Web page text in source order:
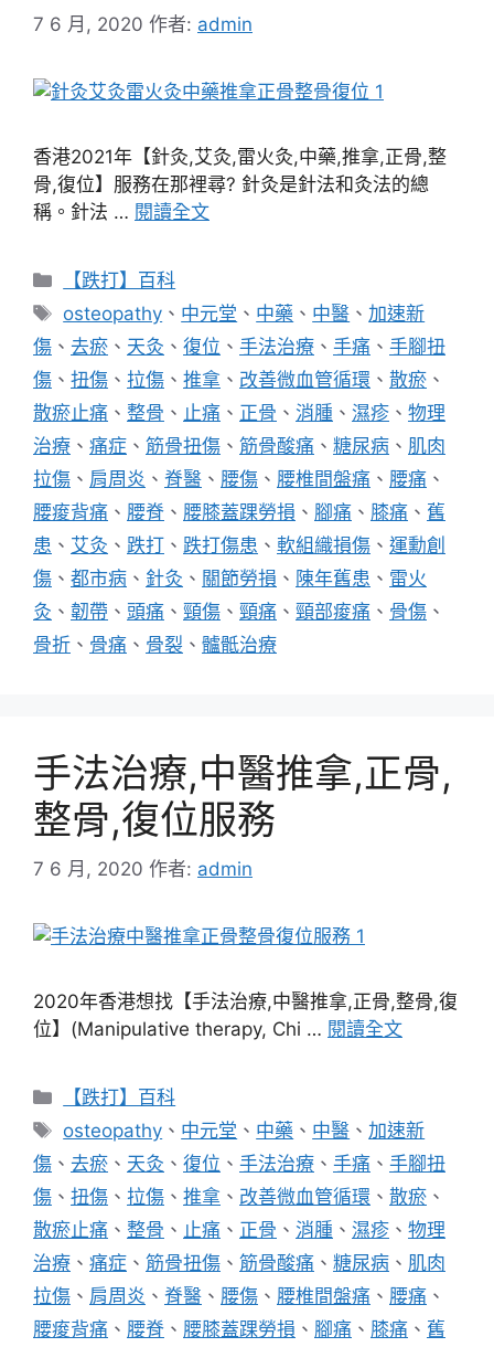
7 6 月, 2020 作者: admin
香港2021年【針灸,艾灸,雷火灸,中藥,推拿,正骨,整
骨,復位】服務在那裡尋? 針灸是針法和灸法的總
稱。針法 … 閱讀全文
分
類
【跌打】百科
標
籤
osteopathy 、 中元堂 、 中藥 、 中醫 、加速新
傷 、 去瘀 、 天灸 、 復位 、 手法治療 、 手痛 、 手腳扭
傷 、 扭傷 、 拉傷 、 推拿 、 改善微血管循環 、 散瘀 、
散瘀止痛 、 整骨 、 止痛 、 正骨 、 消腫 、 濕疹 、 物理
治療 、 痛症 、 筋骨扭傷 、 筋骨酸痛 、 糖尿病 、 肌肉
拉傷 、 肩周炎 、 脊醫 、 腰傷 、 腰椎間盤痛 、 腰痛 、
腰痠背痛 、 腰脊 、 腰膝蓋踝勞損 、 腳痛 、 膝痛 、 舊
患 、 艾灸 、 跌打 、 跌打傷患 、 軟組織損傷 、 運勳創
傷 、 都市病 、 針灸 、 關節勞損 、 陳年舊患 、 雷火
灸 、 韌帶 、 頭痛 、 頸傷 、 頸痛 、 頸部痠痛 、 骨傷 、
骨折 、 骨痛 、 骨裂 、 髗骶治療
手法治療,中醫推拿,正骨,
整骨,復位服務
7 6 月, 2020 作者: admin
2020年香港想找【手法治療,中醫推拿,正骨,整骨,復
位】(Manipulative therapy, Chi … 閱讀全文
分
【跌打】百科
標
籤
osteopathy 、 中元堂 、 中藥 、 中醫 、加速新
傷 、 去瘀 、 天灸 、 復位 、 手法治療 、 手痛 、 手腳扭
傷 、 扭傷 、 拉傷 、 推拿 、 改善微血管循環 、 散瘀 、
散瘀止痛 、 整骨 、 止痛 、 正骨 、 消腫 、 濕疹 、 物理
治療 、 痛症 、 筋骨扭傷 、 筋骨酸痛 、 糖尿病 、 肌肉
拉傷 、 肩周炎 、 脊醫 、 腰傷 、 腰椎間盤痛 、 腰痛 、
腰痠背痛 、 腰脊 、 腰膝蓋踝勞損 、 腳痛 、 膝痛 、 舊